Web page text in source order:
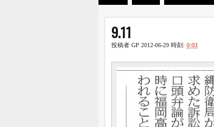
9.11
投稿者 GP 2012-06-29 時刻: 0:03